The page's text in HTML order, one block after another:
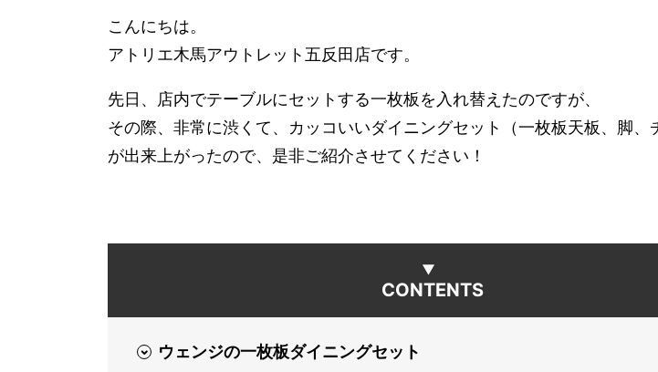
こんにちは。
アトリエ木馬アウトレット五反田店です。
先日、店内でテーブルにセットする一枚板を入れ替えたのですが、
その際、非常に渋くて、カッコいいダイニングセット（一枚板天板、脚、
が出来上がったので、是非ご紹介させてください！
CONTENTS
ウェンジの一枚板ダイニングセット